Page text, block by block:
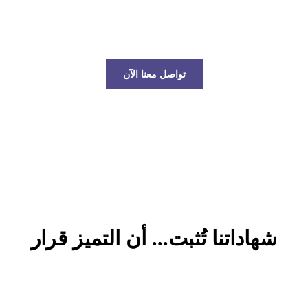
تواصل معنا الآن
شهاداتنا تُثبت... أن التميز قرار